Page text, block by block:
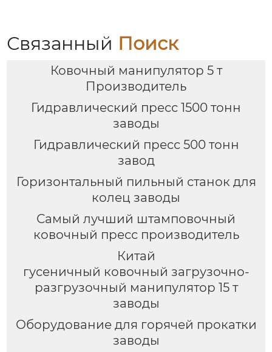
Связанный Поиск
Ковочный манипулятор 5 т
Производитель
Гидравлический пресс 1500 тонн
заводы
Гидравлический пресс 500 тонн
завод
Горизонтальный пильный станок для
колец заводы
Самый лучший штамповочный
ковочный пресс производитель
Китай
гусеничный ковочный загрузочно-
разгрузочный манипулятор 15 т
заводы
Оборудование для горячей прокатки
заводы